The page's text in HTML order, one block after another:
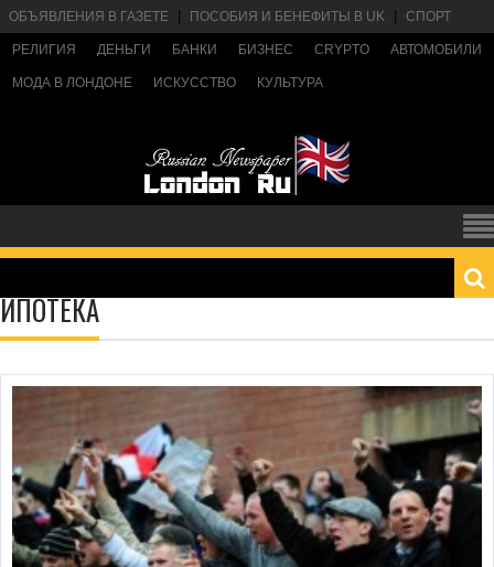
ОБЪЯВЛЕНИЯ В ГАЗЕТЕ ПОСОБИЯ И БЕНЕФИТЫ В UK СПОРТ
РЕЛИГИЯ ДЕНЬГИ БАНКИ БИЗНЕС CRYPTO АВТОМОБИЛИ
МОДА В ЛОНДОНЕ ИСКУССТВО КУЛЬТУРА
ИПОТЕКА